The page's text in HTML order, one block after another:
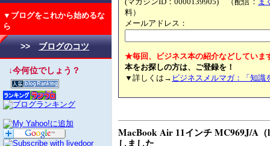
▼ブログをこれから始めるな
ら
>> ブログのコツ
↓今何位でしょう？
料）
メールアドレス：
★毎回、ビジネス本の紹介などしていま
本をお探しの方は、ご登録を！
▼詳しくは→ ビジネスメルマガ：「知識
MacBook Air 11インチ MC969J/A（
しました